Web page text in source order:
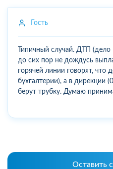
Гость
Типичный случай. ДТП
до сих пор не дождусь
горячей линии говорят, что
бухгалтерии), а в дирекции
берут трубку. Думаю
Оставить